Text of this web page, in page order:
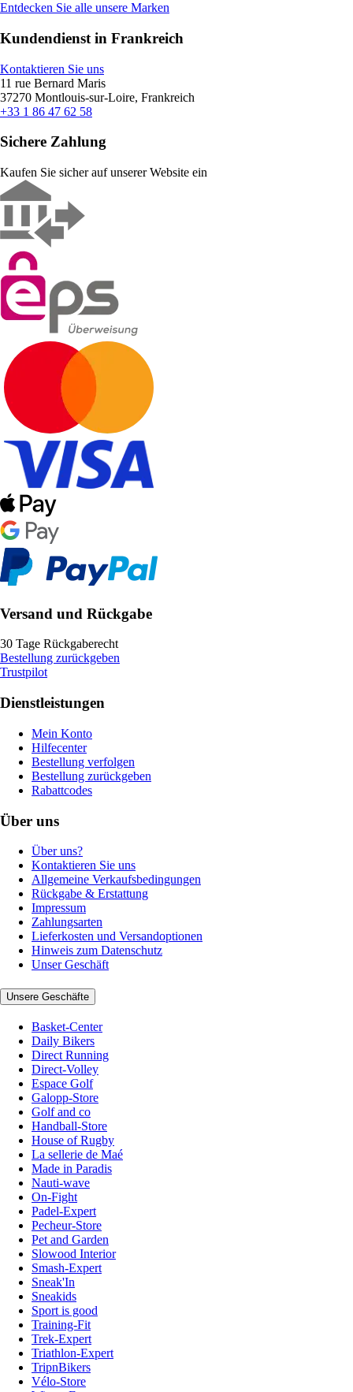
Entdecken Sie alle unsere Marken
Kundendienst in Frankreich
Kontaktieren Sie uns
11 rue Bernard Maris
37270 Montlouis-sur-Loire, Frankreich
+33 1 86 47 62 58
Sichere Zahlung
Kaufen Sie sicher auf unserer Website ein
Versand und Rückgabe
30 Tage Rückgaberecht
Bestellung zurückgeben
Trustpilot
Dienstleistungen
Mein Konto
Hilfecenter
Bestellung verfolgen
Bestellung zurückgeben
Rabattcodes
Über uns
Über uns?
Kontaktieren Sie uns
Allgemeine Verkaufsbedingungen
Rückgabe & Erstattung
Impressum
Zahlungsarten
Lieferkosten und Versandoptionen
Hinweis zum Datenschutz
Unser Geschäft
Unsere Geschäfte
Basket-Center
Daily Bikers
Direct Running
Direct-Volley
Espace Golf
Galopp-Store
Golf and co
Handball-Store
House of Rugby
La sellerie de Maé
Made in Paradis
Nauti-wave
On-Fight
Padel-Expert
Pecheur-Store
Pet and Garden
Slowood Interior
Smash-Expert
Sneak'In
Sneakids
Sport is good
Training-Fit
Trek-Expert
Triathlon-Expert
TripnBikers
Vélo-Store